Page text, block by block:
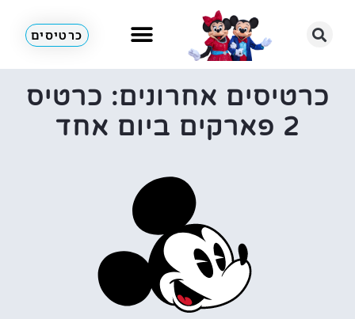
כרטיסים
כרטיסים אחרונים: כרטיס
2 פארקים ביום אחד